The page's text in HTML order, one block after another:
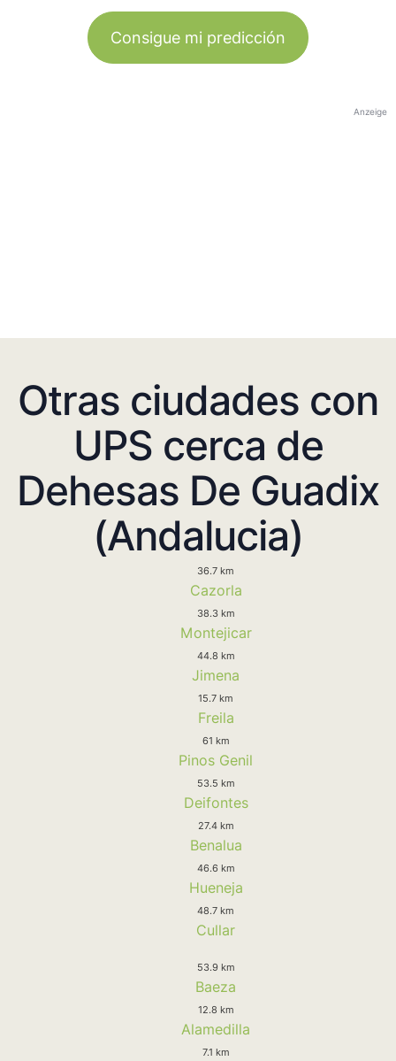
Consigue mi predicción
Anzeige
Otras ciudades con
UPS cerca de
Dehesas De Guadix
(Andalucia)
36.7 km
Cazorla
38.3 km
Montejicar
44.8 km
Jimena
15.7 km
Freila
61 km
Pinos Genil
53.5 km
Deifontes
27.4 km
Benalua
46.6 km
Hueneja
48.7 km
Cullar
53.9 km
Baeza
12.8 km
Alamedilla
7.1 km